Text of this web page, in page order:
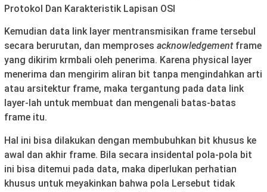
Protokol Dan Karakteristik Lapisan OSI
Kemudian data link layer mentransmisikan frame tersebul
secara berurutan, dan memproses acknowledgement frame
yang dikirim krmbali oleh penerima. Karena physical layer
menerima dan mengirim aliran bit tanpa mengindahkan arti
atau arsitektur frame, maka tergantung pada data link
layer-lah untuk membuat dan mengenali batas-batas
frame itu.
Hal ini bisa dilakukan dengan membubuhkan bit khusus ke
awal dan akhir frame. Bila secara insidental pola-pola bit
ini bisa ditemui pada data, maka diperlukan perhatian
khusus untuk meyakinkan bahwa pola Lersebut tidak